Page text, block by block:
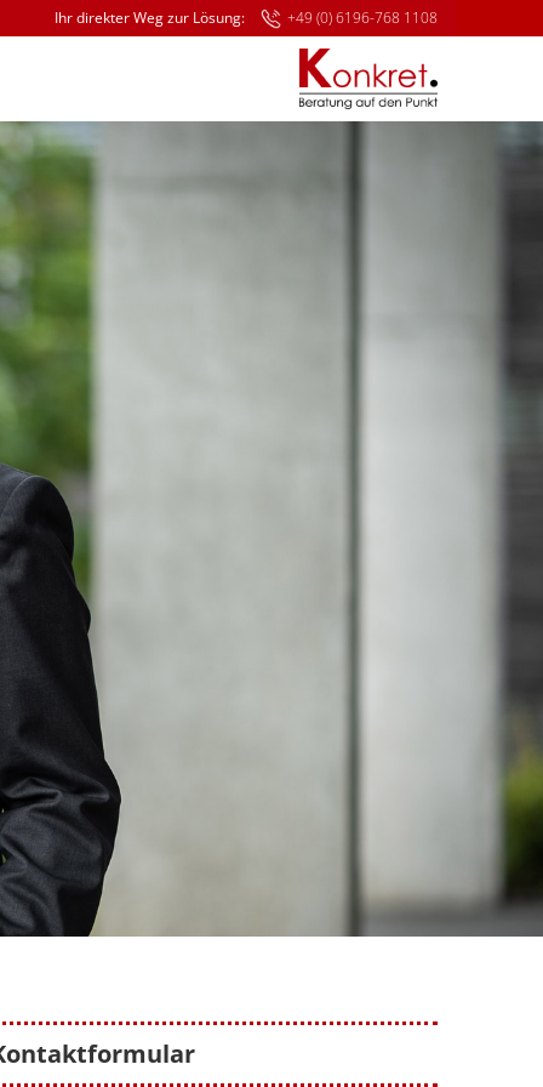
Ihr direkter Weg zur Lösung: +49 (0) 6196-768 1108